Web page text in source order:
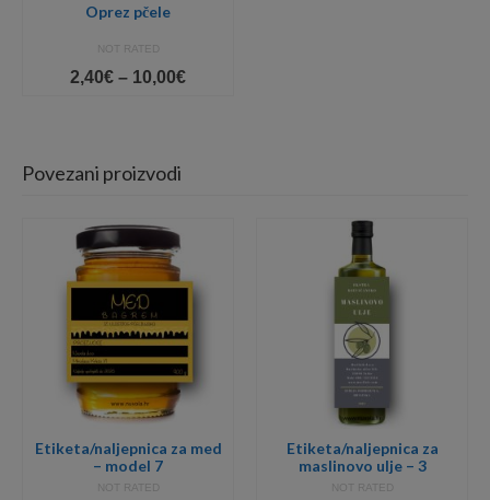
Oprez pčele
NOT RATED
2,40€ – 10,00€Price
Povezani proizvodi
Etiketa/naljepnica za med
– model 7
NOT RATED
Etiketa/naljepnica za
maslinovo ulje – 3
NOT RATED